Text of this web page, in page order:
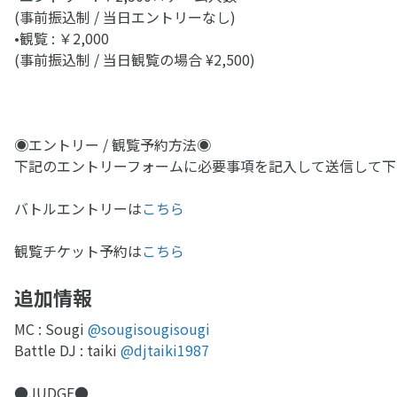
(事前振込制 / 当日エントリーなし)
•観覧 : ￥2,000
(事前振込制 / 当日観覧の場合 ¥2,500)
◉エントリー / 観覧予約方法◉
下記のエントリーフォームに必要事項を記入して送信して
バトルエントリーはこちら
観覧チケット予約はこちら
追加情報
MC : Sougi @sougisougisougi
Battle DJ : taiki @djtaiki1987
●JUDGE●